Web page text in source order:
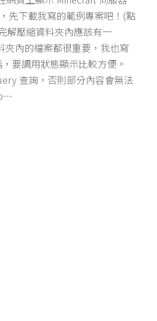
先下載我寫的範例專案吧！(點
解壓縮資料夾內應該有一
夾內的檔案都很重要，我也寫
要調用狀態顯示比較方便。
查詢，否則部分內容會無法